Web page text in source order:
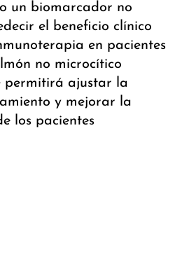
un biomarcador no
el beneficio clínico
en pacientes
no microcítico
permitirá ajustar la
y mejorar la
los pacientes